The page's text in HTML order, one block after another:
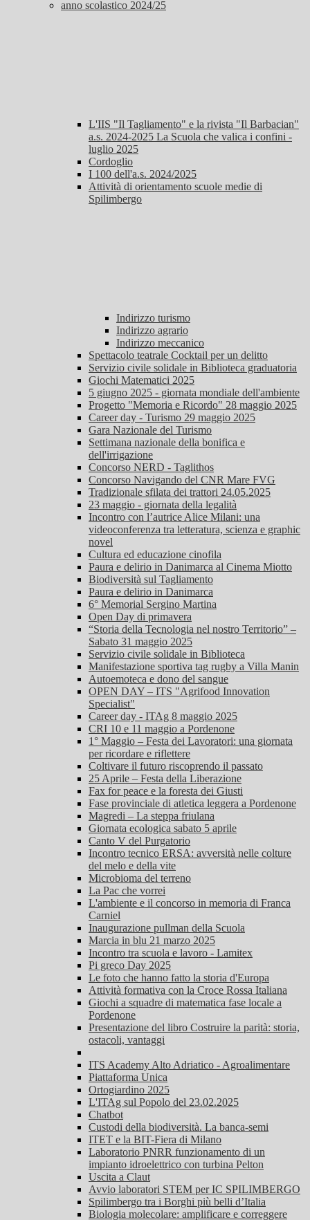
anno scolastico 2024/25
L'IIS "Il Tagliamento" e la rivista "Il Barbacian"
a.s. 2024-2025 La Scuola che valica i confini -
luglio 2025
Cordoglio
I 100 dell'a.s. 2024/2025
Attività di orientamento scuole medie di
Spilimbergo
Indirizzo turismo
Indirizzo agrario
Indirizzo meccanico
Spettacolo teatrale Cocktail per un delitto
Servizio civile solidale in Biblioteca graduatoria
Giochi Matematici 2025
5 giugno 2025 - giornata mondiale dell'ambiente
Progetto "Memoria e Ricordo" 28 maggio 2025
Career day - Turismo 29 maggio 2025
Gara Nazionale del Turismo
Settimana nazionale della bonifica e
dell'irrigazione
Concorso NERD - Taglithos
Concorso Navigando del CNR Mare FVG
Tradizionale sfilata dei trattori 24.05.2025
23 maggio - giornata della legalità
Incontro con l’autrice Alice Milani: una
videoconferenza tra letteratura, scienza e graphic
novel
Cultura ed educazione cinofila
Paura e delirio in Danimarca al Cinema Miotto
Biodiversità sul Tagliamento
Paura e delirio in Danimarca
6° Memorial Sergino Martina
Open Day di primavera
“Storia della Tecnologia nel nostro Territorio” –
Sabato 31 maggio 2025
Servizio civile solidale in Biblioteca
Manifestazione sportiva tag rugby a Villa Manin
Autoemoteca e dono del sangue
OPEN DAY – ITS "Agrifood Innovation
Specialist"
Career day - ITAg 8 maggio 2025
CRI 10 e 11 maggio a Pordenone
1° Maggio – Festa dei Lavoratori: una giornata
per ricordare e riflettere
Coltivare il futuro riscoprendo il passato
25 Aprile – Festa della Liberazione
Fax for peace e la foresta dei Giusti
Fase provinciale di atletica leggera a Pordenone
Magredi – La steppa friulana
Giornata ecologica sabato 5 aprile
Canto V del Purgatorio
Incontro tecnico ERSA: avversità nelle colture
del melo e della vite
Microbioma del terreno
La Pac che vorrei
L'ambiente e il concorso in memoria di Franca
Carniel
Inaugurazione pullman della Scuola
Marcia in blu 21 marzo 2025
Incontro tra scuola e lavoro - Lamitex
Pi greco Day 2025
Le foto che hanno fatto la storia d'Europa
Attività formativa con la Croce Rossa Italiana
Giochi a squadre di matematica fase locale a
Pordenone
Presentazione del libro Costruire la parità: storia,
ostacoli, vantaggi
ITS Academy Alto Adriatico - Agroalimentare
Piattaforma Unica
Ortogiardino 2025
L'ITAg sul Popolo del 23.02.2025
Chatbot
Custodi della biodiversità. La banca-semi
ITET e la BIT-Fiera di Milano
Laboratorio PNRR funzionamento di un
impianto idroelettrico con turbina Pelton
Uscita a Claut
Avvio laboratori STEM per IC SPILIMBERGO
Spilimbergo tra i Borghi più belli d’Italia
Biologia molecolare: amplificare e correggere